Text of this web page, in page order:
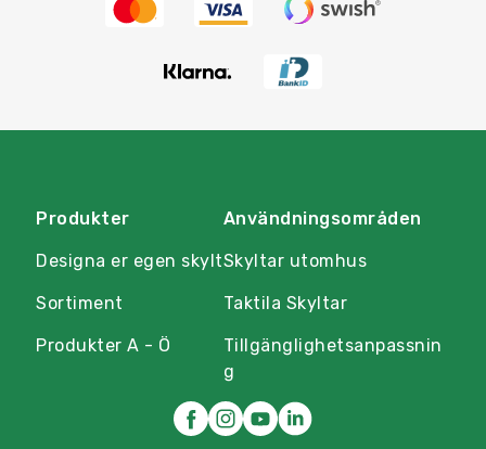
Produkter
Designa er egen skylt
Sortiment
Produkter A - Ö
Användningsområden
Skyltar utomhus
Taktila Skyltar
Tillgänglighetsanpassnin
g